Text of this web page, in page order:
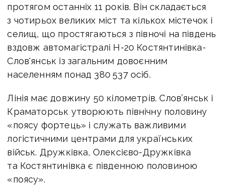
протягом останніх 11 років. Він складається
з чотирьох великих міст та кількох містечок і
селищ, що простягаються з півночі на південь
вздовж автомагістралі H-20 Костянтинівка-
Слов'янськ із загальним довоєнним
населенням понад 380 537 осіб.
Лінія має довжину 50 кілометрів. Слов’янськ і
Краматорськ утворюють північну половину
«поясу фортець» і служать важливими
логістичними центрами для українських
військ. Дружківка, Олексієво-Дружківка
та Костянтинівка є південною половиною
«поясу».